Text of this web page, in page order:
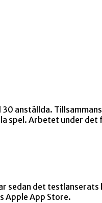
anställda.
spel. Arbetet under
sedan det testlanserats
Apple App Store.